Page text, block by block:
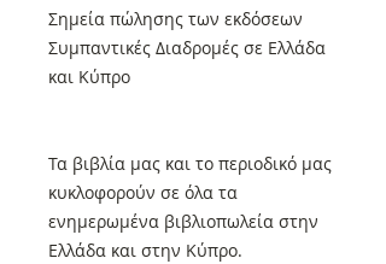
Σημεία πώλησης των εκδόσεων
Συμπαντικές Διαδρομές σε Ελλάδα
και Κύπρο
Τα βιβλία μας και το περιοδικό μας
κυκλοφορούν σε όλα τα
ενημερωμένα βιβλιοπωλεία στην
Ελλάδα και στην Κύπρο.